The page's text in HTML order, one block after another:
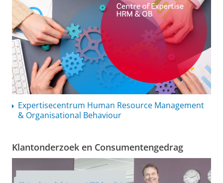
Expertisecentrum Human Resource Management
& Organisational Behaviour
Klantonderzoek en Consumentengedrag